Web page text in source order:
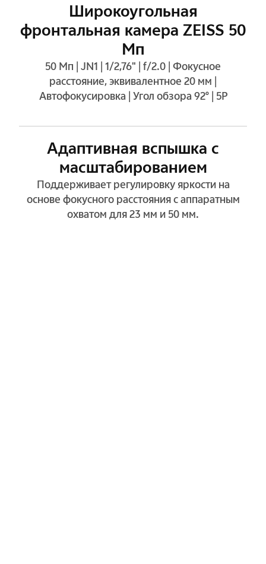
Адаптивная вспышка с
масштабированием
Поддерживает регулировку яркости на
основе фокусного расстояния с аппаратным
охватом для 23 мм и 50 мм.
Широкоугольная
фронтальная камера ZEISS 50
Мп
50 Мп | JN1 | 1/2,76" | f/2.0 | Фокусное
расстояние, эквивалентное 20 мм |
Автофокусировка | Угол обзора 92° | 5P